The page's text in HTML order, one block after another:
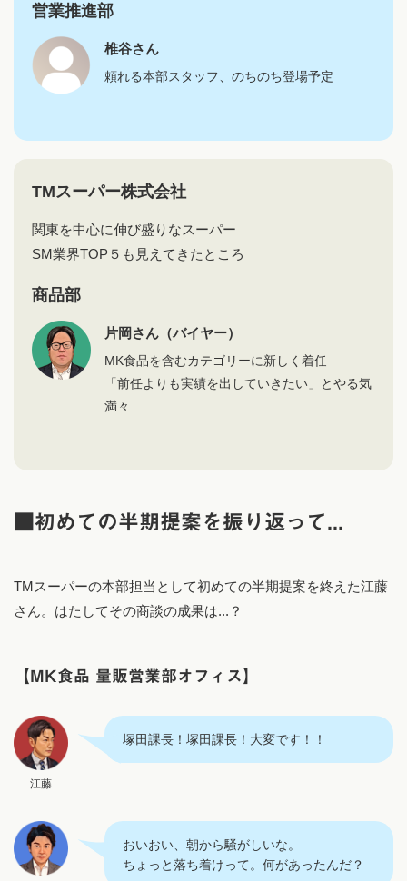
営業推進部
椎谷さん
頼れる本部スタッフ、のちのち登場予定
TMスーパー株式会社
関東を中心に伸び盛りなスーパー
SM業界TOP５も見えてきたところ
商品部
片岡さん（バイヤー）
MK食品を含むカテゴリーに新しく着任
「前任よりも実績を出していきたい」とやる気
満々
■初めての半期提案を振り返って...
TMスーパーの本部担当として初めての半期提案を終えた江藤
さん。はたしてその商談の成果は...？
【MK食品 量販営業部オフィス】
江藤
塚田課長！塚田課長！大変です！！
おいおい、朝から騒がしいな。
ちょっと落ち着けって。何があったんだ？